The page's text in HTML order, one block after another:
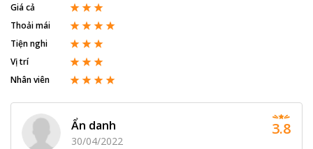
Giá cả
Thoải mái
Tiện nghi
Vị trí
Nhân viên
Ẩn danh
30/04/2022
3.8